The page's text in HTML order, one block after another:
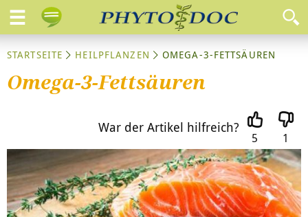
STARTSEITE HEILPFLANZEN OMEGA-3-FETTSÄUREN
Omega-3-Fettsäuren
War der Artikel hilfreich?
5 1